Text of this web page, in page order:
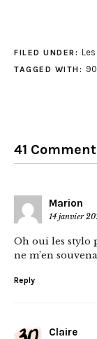
FILED UNDER:
TAGGED WITH:
41
Marion
14 janvier
Oh oui les stylo
ne m’en
Reply
Claire